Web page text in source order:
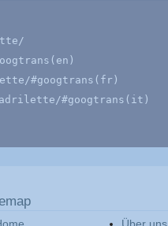
#googtrans(fr)
#googtrans(it)